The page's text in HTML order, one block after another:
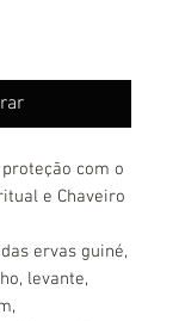
com o
e Chaveiro
ervas guiné,
levante,